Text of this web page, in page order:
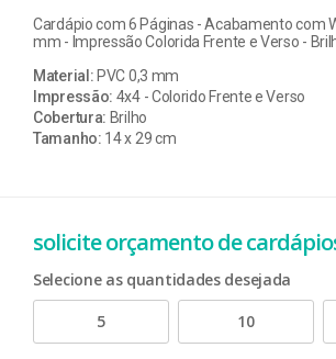
Cardápio com 6 Páginas - Acabamento com
mm - Impressão Colorida Frente e Verso -
Material: PVC 0,3 mm
Impressão: 4x4 - Colorido Frente e Verso
Cobertura: Brilho
Tamanho: 14 x 29 cm
solicite orçamento de
Selecione as quantidades desejada
5
10